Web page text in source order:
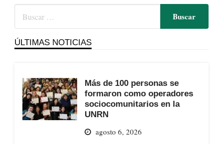
ÚLTIMAS NOTICIAS
Más de 100 personas se
formaron como operadores
sociocomunitarios en la
UNRN
agosto 6, 2026